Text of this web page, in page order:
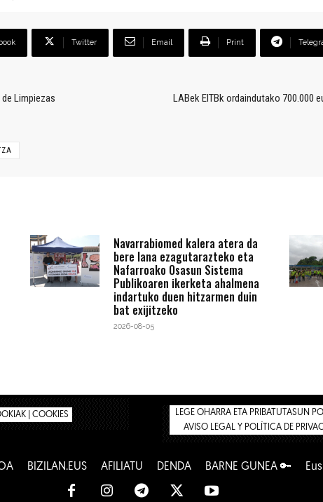
Twitter Email Print
Limpiezas
LABek EITBk ordaindutako 700.000
Navarrabiomed kalera atera da
bere lana ezagutarazteko eta
Nafarroako Osasun Sistema
Publikoaren ikerketa ahalmena
indartuko duen hitzarmen duin
bat exijitzeko
2026-08-05
| COOKIES
LEGE OHARRA ETA PRIBATUTASUN
AVISO LEGAL Y POLÍTICA DE
BIZILAN.EUS AFILIATU DENDA BARNE GUNEA 🔑